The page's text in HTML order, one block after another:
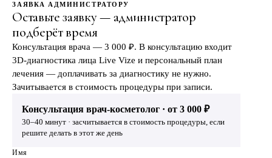
ЗАЯВКА АДМИНИСТРАТОРУ
Оставьте заявку — администратор
подберёт время
Консультация врача — 3 000 ₽. В консультацию входит
3D-диагностика лица Live Vize и персональный план
лечения — доплачивать за диагностику не нужно.
Зачитывается в стоимость процедуры при записи.
Консультация врач-косметолог · от 3 000 ₽
30–40 минут · засчитывается в стоимость процедуры, если
решите делать в этот же день
Имя